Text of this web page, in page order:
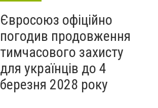
Євросоюз офіційно
погодив продовження
тимчасового захисту
для українців до 4
березня 2028 року